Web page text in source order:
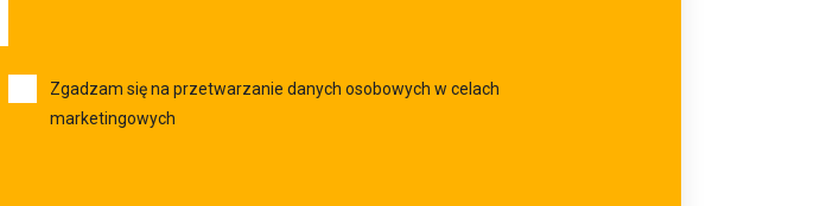
Zgadzam się na przetwarzanie danych osobowych w celach
marketingowych